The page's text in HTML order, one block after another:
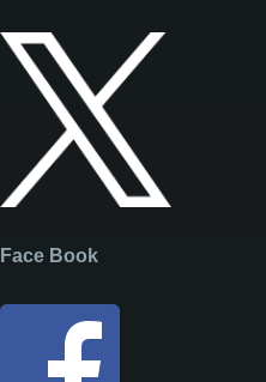
Face Book